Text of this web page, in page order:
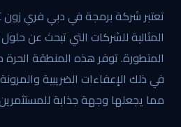
المثالية للشركات التي تبحث عن
المتطورة. توفر هذه المنطقة الحرة
في ذلك الإعفاءات الضريبية
مما يجعلها وجهة جذابة